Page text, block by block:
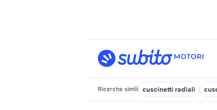
Ricerche simili cuscinetti radiali